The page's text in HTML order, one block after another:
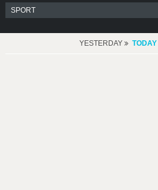
YESTERDAY TODAY